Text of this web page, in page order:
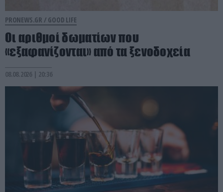
PRONEWS.GR / GOOD LIFE
Οι αριθμοί δωματίων που
«εξαφανίζονται» από τα ξενοδοχεία
08.08.2026 | 20:36